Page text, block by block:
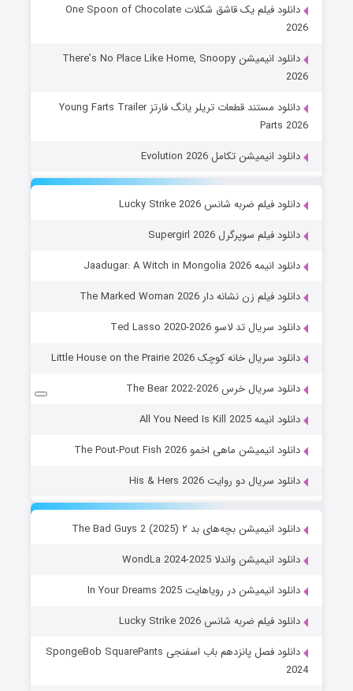
دانلود فیلم یک قاشق شکلات One Spoon of Chocolate
2026
دانلود انیمیشن There’s No Place Like Home, Snoopy
2026
دانلود مستند قطعات تریلر یانگ فارتز Young Farts Trailer
Parts 2026
دانلود انیمیشن تکامل Evolution 2026
دانلود فیلم ضربه شانس Lucky Strike 2026
دانلود فیلم سوپرگرل Supergirl 2026
دانلود انیمه Jaadugar: A Witch in Mongolia 2026
دانلود فیلم زن نشانه دار The Marked Woman 2026
دانلود سریال تد لاسو Ted Lasso 2020-2026
دانلود سریال خانه کوچک Little House on the Prairie 2026
دانلود سریال خرس The Bear 2022-2026
دانلود انیمه All You Need Is Kill 2025
دانلود انیمیشن ماهی اخمو The Pout-Pout Fish 2026
دانلود سریال دو روایت His & Hers 2026
دانلود انیمیشن بچه‌های بد ۲ The Bad Guys 2 (2025)
دانلود انیمیشن واندلا WondLa 2024-2025
دانلود انیمیشن در رویاهایت In Your Dreams 2025
دانلود فیلم ضربه شانس Lucky Strike 2026
دانلود فصل پانزدهم باب اسفنجی SpongeBob SquarePants
2024